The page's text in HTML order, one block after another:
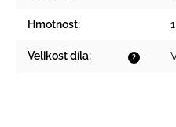
Hmotnost:
?
Velikost díla: